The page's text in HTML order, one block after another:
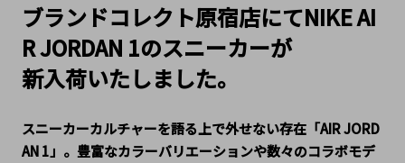
ブランドコレクト原宿店にてNIKE AI
R JORDAN 1のスニーカーが
新入荷いたしました。
スニーカーカルチャーを語る上で外せない存在「AIR JORD
AN 1」。豊富なカラーバリエーションや数々のコラボモデ